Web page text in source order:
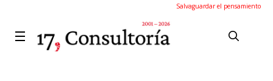
Salvaguardar el pensamiento